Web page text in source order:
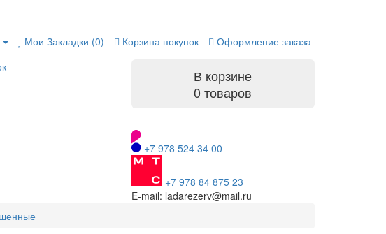
Мои Закладки (0) Корзина покупок
Оформление заказа
В корзине
0 товаров
+7 978 524 34 00
+7 978 84 875 23
E-mail: ladarezerv@mail.ru